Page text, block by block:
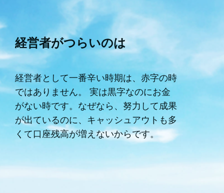
経営者がつらいのは
経営者として一番辛い時期は、赤字の時
ではありません。 実は黒字なのにお金
がない時です。なぜなら、努力して成果
が出ているのに、キャッシュアウトも多
くて口座残高が増えないからです。